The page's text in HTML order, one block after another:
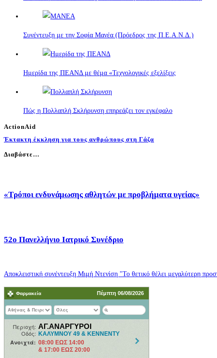
Συνέντευξη με την Σοφία Μανέα (Πρόεδρος της Π.Ε.Α.Ν.Δ.)
Ημερίδα της ΠΕΑΝΔ με θέμα «Τεχνολογικές εξελίξεις
Πώς η Πολλαπλή Σκλήρυνση επηρεάζει τον εγκέφαλο
ActionAid
Έκτακτη έκκληση για τους ανθρώπους στη Γάζα
Διαβάστε…
«Τρόποι ενδυνάμωσης αθλητών με προβλήματα υγείας»
52o Πανελλήνιο Ιατρικό Συνέδριο
Αποκλειστική συνέντευξη Μιμή Ντενίση "Το θετικό θέλει μεγαλύτερη